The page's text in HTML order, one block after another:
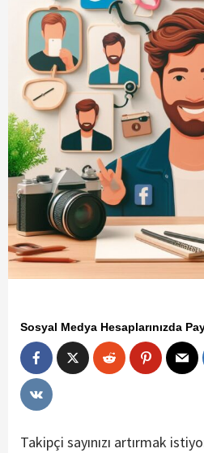
Sosyal Medya Hesaplarınızda
Takipçi sayınızı artırmak